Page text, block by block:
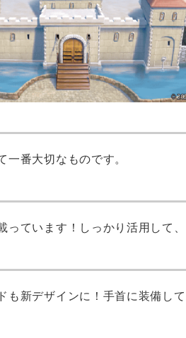
一番大切なものです。
っています！しっかり活用して
も新デザインに！手首に装備し